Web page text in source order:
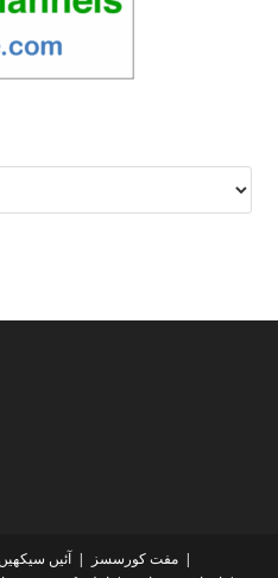
آئیں سیکھیں
مفت کورسسز